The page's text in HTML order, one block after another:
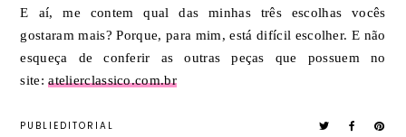
E aí, me contem qual das minhas três escolhas vocês
gostaram mais? Porque, para mim, está difícil escolher. E não
esqueça de conferir as outras peças que possuem no
site:atelierclassico.com.br
PUBLIEDITORIAL